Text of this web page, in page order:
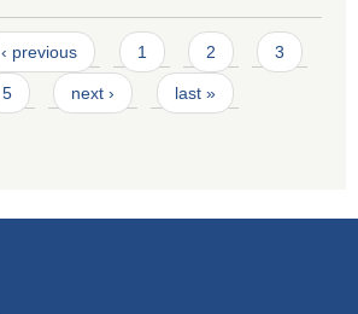
‹ previous 1 2 3
5 next › last »